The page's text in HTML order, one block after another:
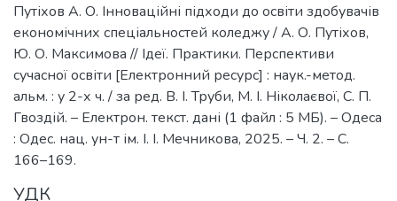
Путіхов А. О. Інноваційні підходи до освіти здобувачів
економічних спеціальностей коледжу / А. О. Путіхов,
Ю. О. Максимова // Ідеї. Практики. Перспективи
сучасної освіти [Електронний ресурс] : наук.-метод.
альм. : у 2-х ч. / за ред. В. І. Труби, М. І. Ніколаєвої, С. П.
Гвоздій. – Електрон. текст. дані (1 файл : 5 МБ). – Одеса
: Одес. нац. ун-т ім. І. І. Мечникова, 2025. – Ч. 2. – С.
166–169.
УДК